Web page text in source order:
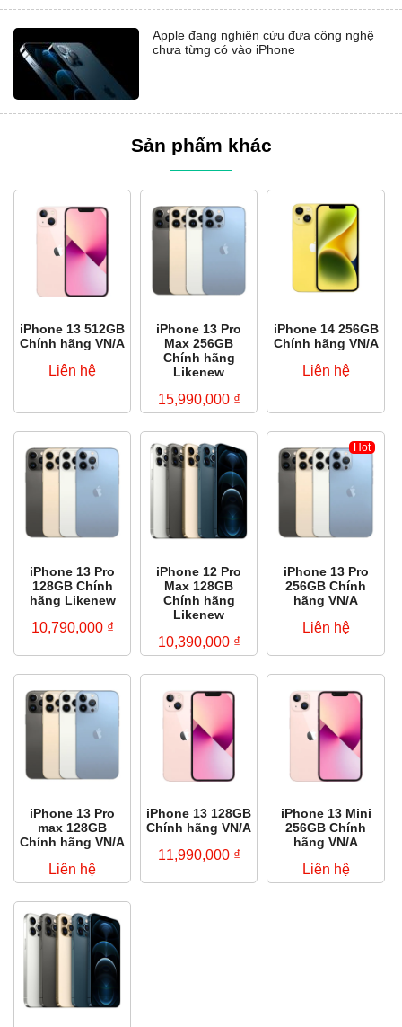
Apple đang nghiên cứu đưa công nghệ
chưa từng có vào iPhone
Sản phẩm khác
iPhone 13 512GB
Chính hãng VN/A
Liên hệ
iPhone 13 Pro
Max 256GB
Chính hãng
Likenew
15,990,000 ₫
iPhone 14 256GB
Chính hãng VN/A
Liên hệ
iPhone 13 Pro
128GB Chính
hãng Likenew
10,790,000 ₫
iPhone 12 Pro
Max 128GB
Chính hãng
Likenew
10,390,000 ₫
Hot
iPhone 13 Pro
256GB Chính
hãng VN/A
Liên hệ
iPhone 13 Pro
max 128GB
Chính hãng VN/A
Liên hệ
iPhone 13 128GB
Chính hãng VN/A
11,990,000 ₫
iPhone 13 Mini
256GB Chính
hãng VN/A
Liên hệ